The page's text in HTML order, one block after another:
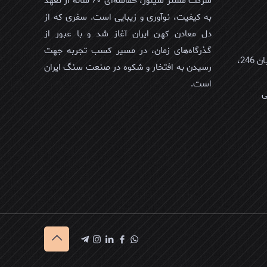
عمان، مسقط، العذیبه الشمالیه، خیابان 246،
به کیفیت، نوآوری و زیبایی است. سفری که از
دل معادن کهن ایران آغاز شد و با عبور از
گذرگاه‌های زمان، در مسیر کسب تجربه جهت
رسیدن به افتخار و شکوه در صنعت سنگ ایران
است.